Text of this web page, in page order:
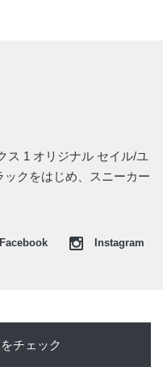
ス 1 オリジナル セイル/ユ
クをはじめ、スニーカー
Facebook Instagram
チェック